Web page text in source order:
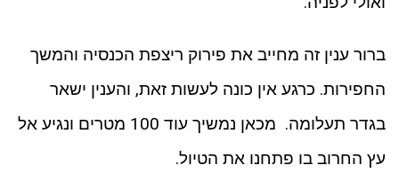
ברור ענין זה מחייב את פירוק ריצפת הכנסיה והמשך
החפירות. כרגע אין כונה לעשות זאת, והענין ישאר
בגדר תעלומה. מכאן נמשיך עוד 100 מטרים ונגיע אל
עץ החרוב בו פתחנו את הטיול.